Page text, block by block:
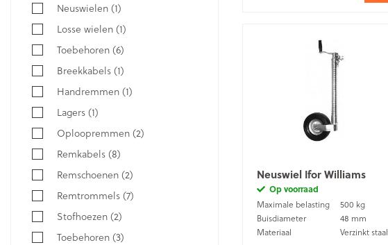
Neuswielen(1)
Losse wielen(1)
Toebehoren(6)
Breekkabels(1)
Handremmen(1)
Lagers(1)
Oploopremmen(2)
Remkabels(8)
Remschoenen(2)
Remtrommels(7)
Stofhoezen(2)
Toebehoren(3)
Neuswiel Ifor Williams
Op voorraad
Maximale belasting
500 kg
Buisdiameter
48 mm
Materiaal
Verzinkt staal